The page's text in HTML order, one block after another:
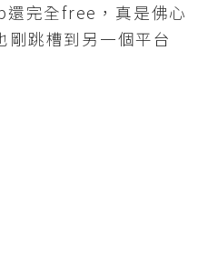
完全free，真是佛心
跳槽到另一個平台